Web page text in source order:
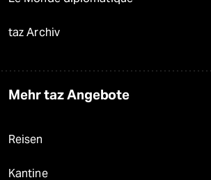
taz Archiv
Mehr taz Angebote
Reisen
Kantine